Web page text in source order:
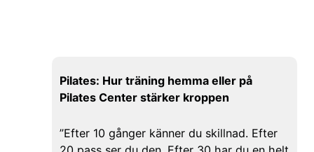
Pilates: Hur träning hemma eller på
Pilates Center stärker kroppen
”Efter 10 gånger känner du skillnad. Efter